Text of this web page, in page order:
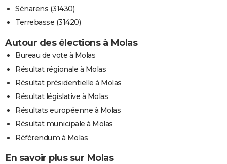
Sénarens (31430)
Terrebasse (31420)
Autour des élections à Molas
Bureau de vote à Molas
Résultat régionale à Molas
Résultat présidentielle à Molas
Résultat législative à Molas
Résultats européenne à Molas
Résultat municipale à Molas
Référendum à Molas
En savoir plus sur Molas